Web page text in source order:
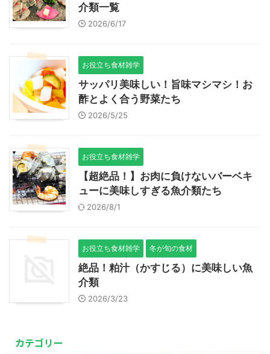
介類一覧
2026/6/17
お役立ち食材雑学
サッパリ美味しい！旨味マシマシ！お
酢とよく合う野菜たち
2026/5/25
お役立ち食材雑学
【超絶品！】お肉に負けないバーベキ
ューに美味しすぎる魚介類たち
2026/8/1
お役立ち食材雑学 冬が旬の食材
絶品！粕汁（かすじる）に美味しい魚
介類
2026/3/23
カテゴリー